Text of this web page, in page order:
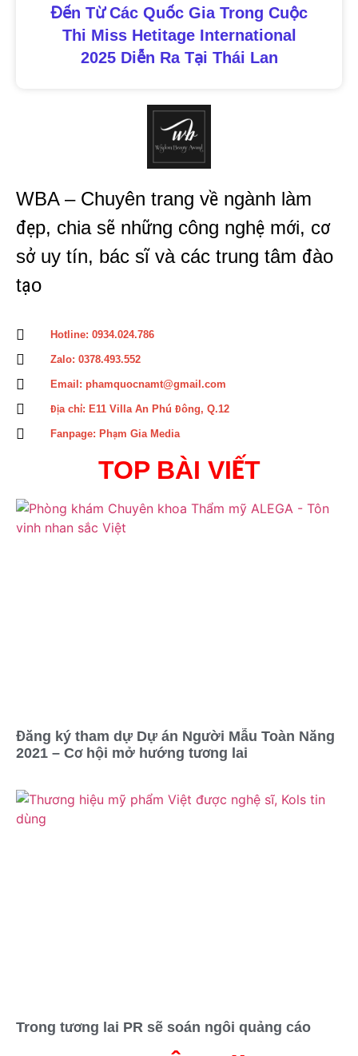
Đến Từ Các Quốc Gia Trong Cuộc
Thi Miss Hetitage International
2025 Diễn Ra Tại Thái Lan
WBA – Chuyên trang về ngành làm
đẹp, chia sẽ những công nghệ mới, cơ
sở uy tín, bác sĩ và các trung tâm đào
tạo
Hotline: 0934.024.786
Zalo: 0378.493.552
Email: phamquocnamt@gmail.com
Địa chỉ: E11 Villa An Phú Đông, Q.12
Fanpage: Phạm Gia Media
TOP BÀI VIẾT
Đăng ký tham dự Dự án Người Mẫu Toàn Năng
2021 – Cơ hội mở hướng tương lai
Trong tương lai PR sẽ soán ngôi quảng cáo